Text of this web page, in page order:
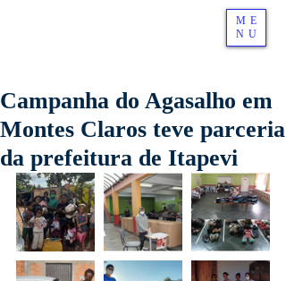
ME
NU
Campanha do Agasalho em
Montes Claros teve parceria
da prefeitura de Itapevi